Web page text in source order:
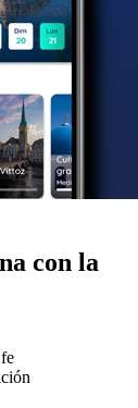
con la